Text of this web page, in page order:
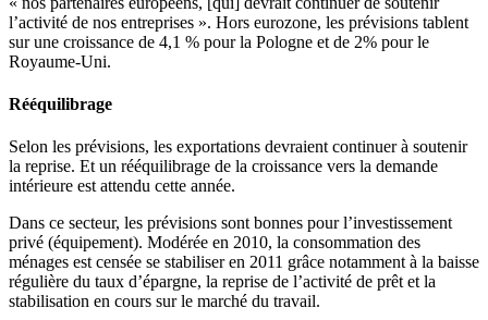
l’activité de nos entreprises ». Hors eurozone, les prévisions tablent
sur une croissance de 4,1 % pour la Pologne et de 2% pour le
Royaume-Uni.
Rééquilibrage
Selon les prévisions, les exportations devraient continuer à soutenir
la reprise. Et un rééquilibrage de la croissance vers la demande
intérieure est attendu cette année.
Dans ce secteur, les prévisions sont bonnes pour l’investissement
privé (équipement). Modérée en 2010, la consommation des
ménages est censée se stabiliser en 2011 grâce notamment à la baisse
régulière du taux d’épargne, la reprise de l’activité de prêt et la
stabilisation en cours sur le marché du travail.